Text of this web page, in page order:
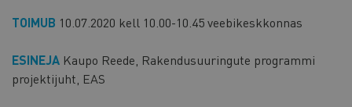
TOIMUB 10.07.2020 kell 10.00-10.45 veebikeskkonnas
ESINEJA Kaupo Reede, Rakendusuuringute programmi
projektijuht, EAS